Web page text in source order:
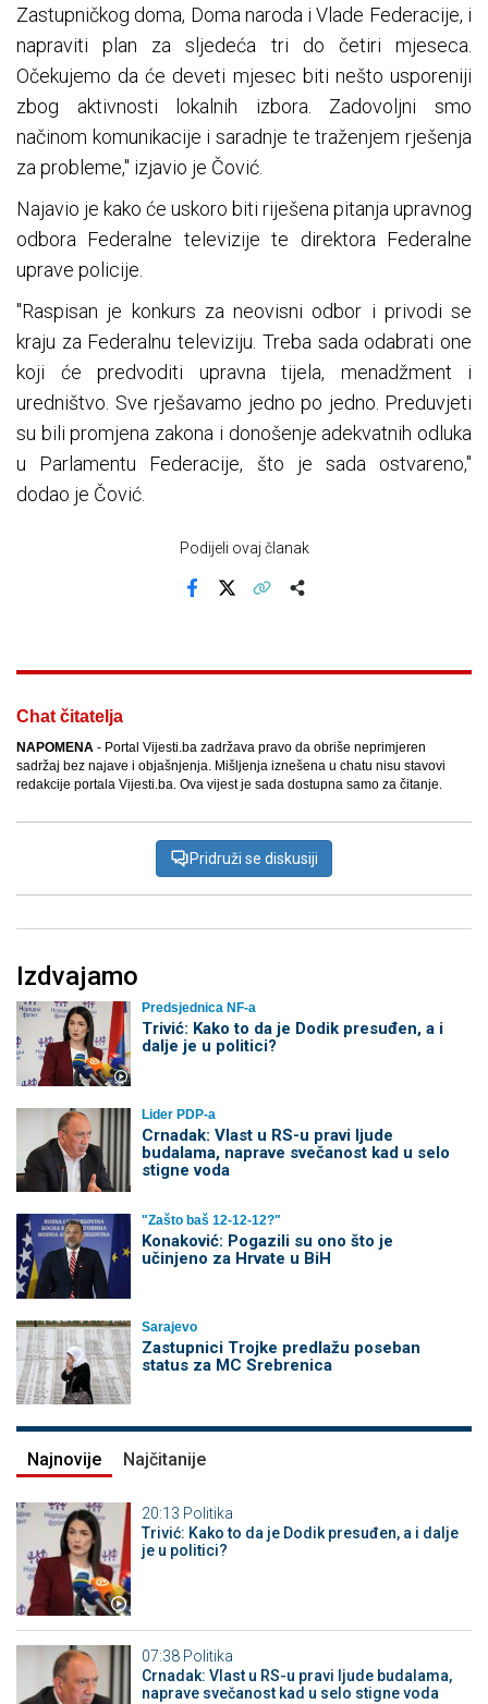
Zastupničkog doma, Doma naroda i Vlade Federacije, i
napraviti plan za sljedeća tri do četiri mjeseca.
Očekujemo da će deveti mjesec biti nešto usporeniji
zbog aktivnosti lokalnih izbora. Zadovoljni smo
načinom komunikacije i saradnje te traženjem rješenja
za probleme," izjavio je Čović.
Najavio je kako će uskoro biti riješena pitanja upravnog
odbora Federalne televizije te direktora Federalne
uprave policije.
"Raspisan je konkurs za neovisni odbor i privodi se
kraju za Federalnu televiziju. Treba sada odabrati one
koji će predvoditi upravna tijela, menadžment i
uredništvo. Sve rješavamo jedno po jedno. Preduvjeti
su bili promjena zakona i donošenje adekvatnih odluka
u Parlamentu Federacije, što je sada ostvareno,"
dodao je Čović.
Podijeli ovaj članak
Chat čitatelja
NAPOMENA - Portal Vijesti.ba zadržava pravo da obriše neprimjeren
sadržaj bez najave i objašnjenja. Mišljenja iznešena u chatu nisu stavovi
redakcije portala Vijesti.ba. Ova vijest je sada dostupna samo za čitanje.
Pridruži se diskusiji
Izdvajamo
Predsjednica NF-a
Trivić: Kako to da je Dodik presuđen, a i
dalje je u politici?
Lider PDP-a
Crnadak: Vlast u RS-u pravi ljude
budalama, naprave svečanost kad u selo
stigne voda
"Zašto baš 12-12-12?"
Konaković: Pogazili su ono što je
učinjeno za Hrvate u BiH
Sarajevo
Zastupnici Trojke predlažu poseban
status za MC Srebrenica
Najnovije Najčitanije
20:13 Politika
Trivić: Kako to da je Dodik presuđen, a i dalje
je u politici?
07:38 Politika
Crnadak: Vlast u RS-u pravi ljude budalama,
naprave svečanost kad u selo stigne voda